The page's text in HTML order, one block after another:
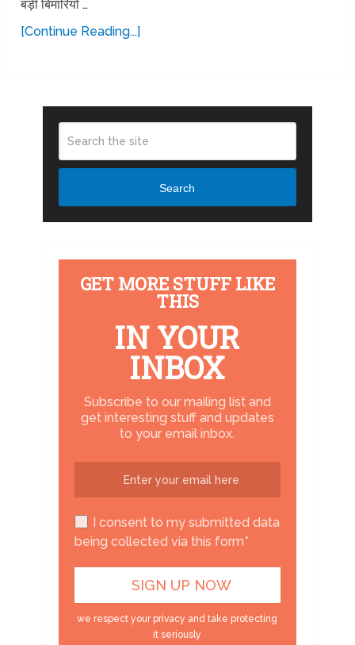
बड़ी बिमारियों …
[Continue Reading...]
Search
GET MORE STUFF LIKE
THIS
IN YOUR
INBOX
Subscribe to our mailing list and
get interesting stuff and updates
to your email inbox.
I consent to my submitted data
being collected via this form*
we respect your privacy and take protecting
it seriously